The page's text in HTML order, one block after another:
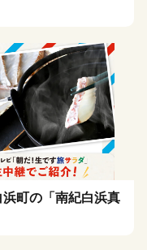
浜町の「南紀白浜真